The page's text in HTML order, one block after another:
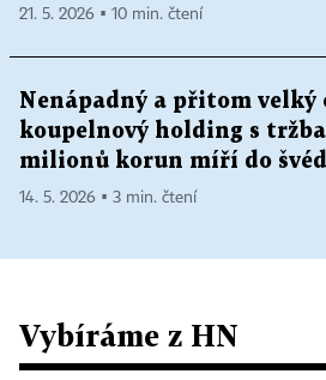
21. 5. 2026 ▪ 10 min. čtení
Nenápadný a přitom velký
koupelnový holding s
milionů korun míří do
14. 5. 2026 ▪ 3 min. čtení
Vybíráme z HN